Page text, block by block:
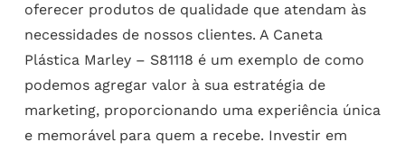
oferecer produtos de qualidade que atendam às
necessidades de nossos clientes. A Caneta
Plástica Marley – S81118 é um exemplo de como
podemos agregar valor à sua estratégia de
marketing, proporcionando uma experiência única
e memorável para quem a recebe. Investir em